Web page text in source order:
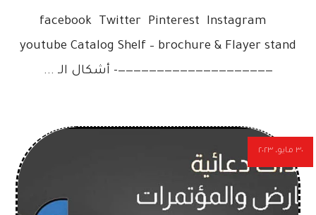
facebook Twitter Pinterest Instagram
youtube Catalog Shelf – brochure & Flayer stand
————————————————————- أشكال الـ ...
٣٠ مايو، ٢٠٢٣